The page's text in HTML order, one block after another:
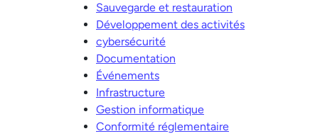
Sauvegarde et restauration
Développement des activités
cybersécurité
Documentation
Événements
Infrastructure
Gestion informatique
Conformité réglementaire